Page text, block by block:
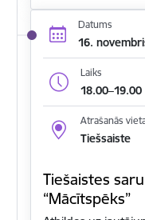
Datums
16.
Laiks
18.00–19.00
Atrašanās
Tiešsaiste
Tiešaistes
“Mācītspēks”